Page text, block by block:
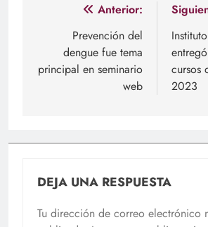
Navegación
entradas
Anterior:
Prevención del
dengue fue tema
principal en seminario
web
cursos
2023
DEJA UNA RESPUESTA
Tu dirección de correo electrónico